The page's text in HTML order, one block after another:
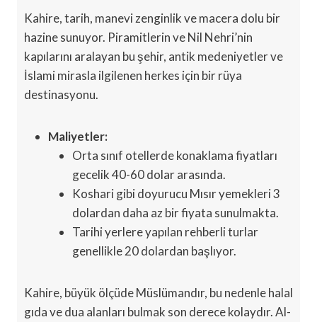
Kahire, tarih, manevi zenginlik ve macera dolu bir
hazine sunuyor. Piramitlerin ve Nil Nehri’nin
kapılarını aralayan bu şehir, antik medeniyetler ve
İslami mirasla ilgilenen herkes için bir rüya
destinasyonu.
Maliyetler:
Orta sınıf otellerde konaklama fiyatları
gecelik 40-60 dolar arasında.
Koshari gibi doyurucu Mısır yemekleri 3
dolardan daha az bir fiyata sunulmakta.
Tarihi yerlere yapılan rehberli turlar
genellikle 20 dolardan başlıyor.
Kahire, büyük ölçüde Müslümandır, bu nedenle halal
gıda ve dua alanları bulmak son derece kolaydır. Al-